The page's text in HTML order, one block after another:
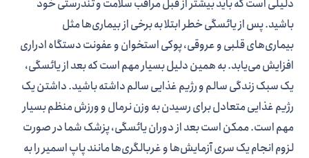
دلیلی است که باید بیشتر از قبل مراقب سلامت و تندرستی خود
باشید. پس از یائسگی خطر ابتلا به برخی از بیماری‌ها مثل
بیماری‌های قلبی و عروقی، پوکی استخوان و عفونت دستگاه ادراری
افزایش می‌یابد. به همین دلیل بسیار مهم است که بعد از یائسگی،
یک سبک زندگی سالم و رژیم غذایی سالم داشته باشید. داشتن یک
رژیم غذایی متعادل برای رسیدن به وزن نرمال و ورزش منظم بسیار
مهم است. ممکن است بعد از دوران یائسگی، پزشک شما در صورت
لزوم انجام یک سری آزمایش‌ها و غربالگری‌ها مانند پاپ اسمیر را به